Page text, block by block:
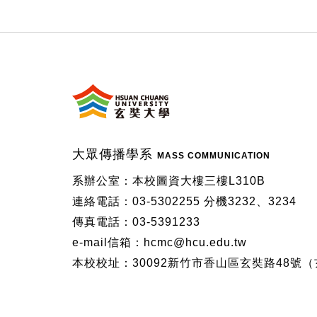
大眾傳播學系 MASS COMMUNICATION
系辦公室：本校圖資大樓三樓L310B
連絡電話：03-5302255 分機3232、3234
傳真電話：03-5391233
e-mail信箱：hcmc@hcu.edu.tw
本校校址：30092新竹市香山區玄奘路48號（